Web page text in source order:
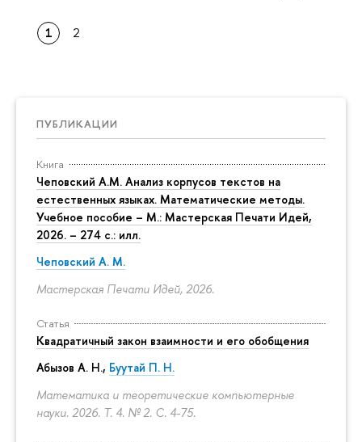
ПУБЛИКАЦИИ
Книга
Чеповский А.М. Анализ корпусов текстов на
естественных языках. Математические методы.
Учебное пособие – М.: Мастерская Печати Идей,
2026. – 274 с.: илл.
Чеповский А. М.
Мастерская Печати Идей, 2026.
Статья
Квадратичный закон взаимности и его обобщения
Абызов А. Н., Буутай П. Н.
Математика и теоретические компьютерные
науки. 2026. Т. 4. № 2. С. 4-75.
1 2